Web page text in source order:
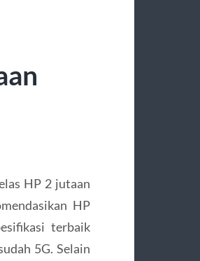
HP 2 jutaan
HP
terbaik
5G. Selain